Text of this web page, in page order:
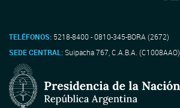
TELÉFONOS: 5218-8400 - 0810-345-BORA (2672)
SEDE CENTRAL:Suipacha 767, C.A.B.A. (C1008AAO)